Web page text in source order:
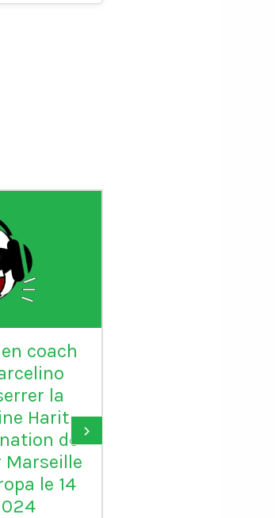
coach
la
Harit
de
Marseille
le 14
›